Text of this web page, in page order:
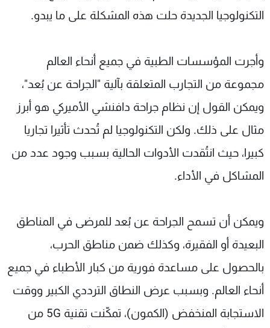
التكنولوجيا الجديدة حلت هذه المشكلة على ما يبدو.
وأجرت المؤسسات الطبية في جميع أنحاء العالم
مجموعة من التجارب المتعلقة بآلية "الجراحة عن بُعد"،
ويمكن القول إن نظام جراحة دافنشي الأميركي هو أبرز
مثال على ذلك. ولكن التكنولوجيا لم تُحدث تأثيرا تجاريا
كبيرا، حيث انتُقدت الأدوات الحالية بسبب وجود عدد من
المشاكل في الأداء.
ويمكن أن تسمح الجراحة عن بُعد للمرضى في المناطق
البعيدة أو الفقيرة، وكذلك ضمن مناطق الحرب،
بالحصول على مساعدة فورية من كبار الأطباء في جميع
أنحاء العالم. وبسبب عرض النطاق الترددي الكبير ووقت
الاستجابة المنخفض (الكمون)، تمكّنت تقنية 5G من